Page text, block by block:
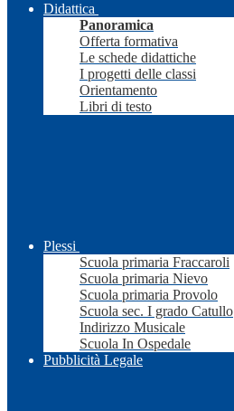
Didattica
Panoramica
Offerta formativa
Le schede didattiche
I progetti delle classi
Orientamento
Libri di testo
Plessi
Scuola primaria Fraccaroli
Scuola primaria Nievo
Scuola primaria Provolo
Scuola sec. I grado Catullo
Indirizzo Musicale
Scuola In Ospedale
Pubblicità Legale